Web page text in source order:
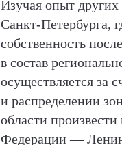
Изучая опыт
Санкт-Петербурга,
собственность
в состав
осуществляется за
и распределении
области
Федерации —